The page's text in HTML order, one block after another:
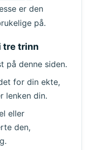
er den
på.
tre trinn
på denne siden.
for din ekte,
lenken din.
eller
den,